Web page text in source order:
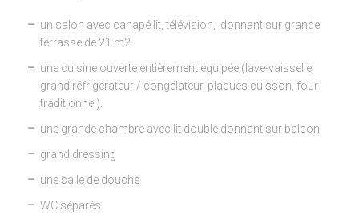
un salon avec canapé lit, télévision, donnant sur grande
terrasse de 21 m2
une cuisine ouverte entièrement équipée (lave-vaisselle,
grand réfrigérateur / congélateur, plaques cuisson, four
traditionnel).
une grande chambre avec lit double donnant sur balcon
grand dressing
une salle de douche
WC séparés